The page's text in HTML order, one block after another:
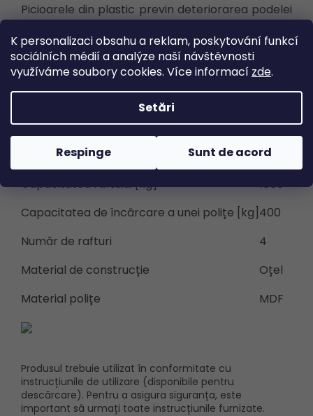
K personalizaci obsahu a reklam, poskytování funkcí
sociálních médií a analýze naší návštěvnosti
využíváme soubory cookies. Více informací zde.
Setări
Respinge Sunt de acord
Picioarele din plastic previn deteriorarea podelei
și, în același timp, asigură stabilitatea raftului,
pachetul include 4 bucăți.
Parametrii tehnici:
Înălțime [mm]
1800
Lățime [mm]
1600
Adâncime [mm]
450
Capacitatea raftului [kg]
1600
Capacitatea de încărcare a unei polițe [kg] 400
Număr de rafturi
4
Material de construcție
Oțel
Material polițe
MDF
Produsul trebuie utilizat în conformitate cu
instrucțiunile de utilizare (disponibile pentru
descărcare). Pentru a asigura siguranța, este
important să urmați toate instrucțiunile furnizate.